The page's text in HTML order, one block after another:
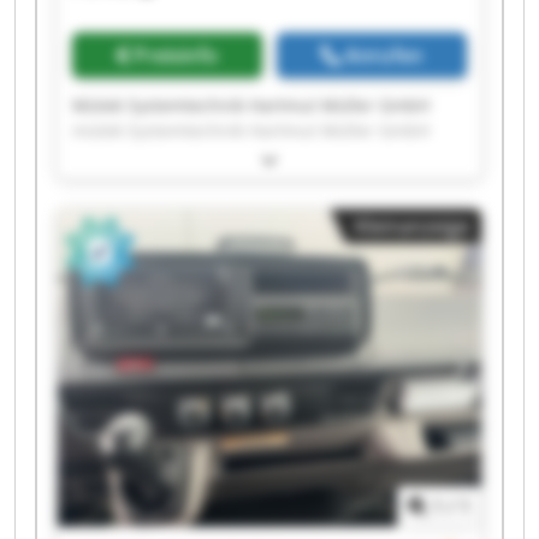
Preisinfo Anrufen
Mütek Systemtechnik Hartmut Müller GmbH
mütek Systemtechnik Hartmut Müller GmbH
mütek Systemtechnik Hartmut Müller GmbH
mütek Systemtechnik Hartmut Müller GmbH
mütek Systemtechnik Hartmut Müller GmbH
mütek Systemtechnik Hartmut Müller GmbH
mütek Systemtechnik Hartmut Müller GmbH
mütek Systemtechnik Hartmut Müller GmbH
mütek Systemtechnik Hartmut Müller GmbH
mütek Systemtechnik Hartmut Müller GmbH
mütek Systemtechnik Hartmut Müller GmbH
mütek Systemtechnik Hartmut Müller GmbH
mütek Systemtechnik Hartmut Müller GmbH
mütek Systemtechnik Hartmut Müller GmbH
mütek Systemtechnik Hartmut Müller GmbH
Kleinanzeige